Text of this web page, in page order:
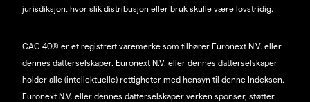
jurisdiksjon, hvor slik distribusjon eller bruk skulle være lovstridig.
CAC 40® er et registrert varemerke som tilhører Euronext N.V. eller
dennes datterselskaper. Euronext N.V. eller dennes datterselskaper
holder alle (intellektuelle) rettigheter med hensyn til denne Indeksen.
Euronext N.V. eller dennes datterselskaper verken sponser, støtter